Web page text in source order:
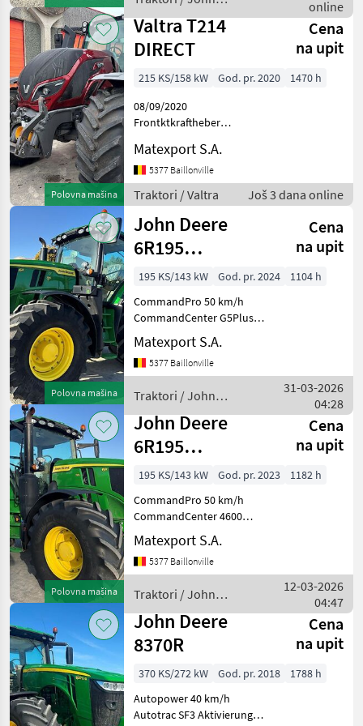
Hydraulische Zweileit
Deere
online
Polovna mašina
Valtra T214
DIRECT
Cena
na upit
215 KS/158 kW God. pr. 2020
1470 h
08/09/2020
Frontktkraftheber
Gefederte Vorderachse
Pneumatische Bremsanlage
Klimaanlage Gefederte
Kabine Kriechganggetriebe
GPS-Vorbereitung
Matexport S.A.
5377 Baillonville
Traktori / Valtra Još 3 dana online
Polovna mašina
John Deere
6R195
CommandPro
Cena
na upit
195 KS/143 kW God. pr. 2024
1104 h
CommandPro 50 km/h
CommandCenter G5Plus
Gefederte Vorderachse +
Kabinenfederung AutoTrac
+ SF7000 ISOBUS-Steckdose
Hydraulikpumpe 155 L/min
Zapfwelle
Matexport S.A.
5377 Baillonville
Traktori / John
Deere
31-03-2026
04:28
Polovna mašina
John Deere
6R195
CommandPro
Cena
na upit
195 KS/143 kW God. pr. 2023
1182 h
CommandPro 50 km/h
CommandCenter 4600
Gefederte Vorderachse +
Kabinenfederung AutoTrac
+ SF6000 ISOBUS-Steckdose
Hydraulikpumpe 155 L/min
Zapfwelle 54
Matexport S.A.
5377 Baillonville
Traktori / John
Deere
12-03-2026
04:47
John Deere
8370R
Cena
na upit
370 KS/272 kW God. pr. 2018
1788 h
Autopower 40 km/h
Autotrac SF3 Aktivierung